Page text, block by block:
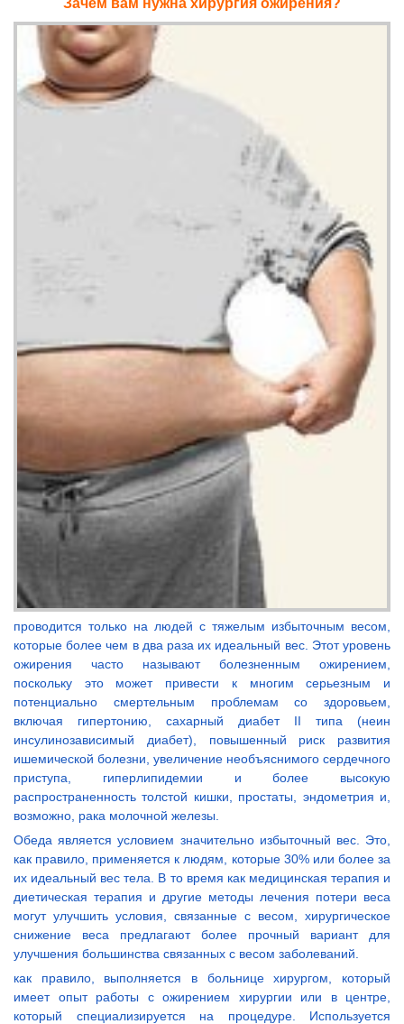
проводится только на людей с тяжелым избыточным весом,
которые более чем в два раза их идеальный вес. Этот уровень
ожирения часто называют болезненным ожирением,
поскольку это может привести к многим серьезным и
потенциально смертельным проблемам со здоровьем,
включая гипертонию, сахарный диабет II типа (неин
инсулинозависимый диабет), повышенный риск развития
ишемической болезни, увеличение необъяснимого сердечного
приступа, гиперлипидемии и более высокую
распространенность толстой кишки, простаты, эндометрия и,
возможно, рака молочной железы.
Обеда является условием значительно избыточный вес. Это,
как правило, применяется к людям, которые 30% или более за
их идеальный вес тела. В то время как медицинская терапия и
диетическая терапия и другие методы лечения потери веса
могут улучшить условия, связанные с весом, хирургическое
снижение веса предлагают более прочный вариант для
улучшения большинства связанных с весом заболеваний.
как правило, выполняется в больнице хирургом, который
имеет опыт работы с ожирением хирургии или в центре,
который специализируется на процедуре. Используется